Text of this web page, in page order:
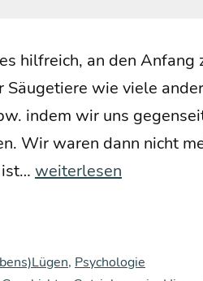
hilf­reich, an den Anfang
Säu­ge­tie­re wie vie­le
indem wir uns
Wir waren dann nicht
ist… Wor­
re
weiterlesen
, Psychologie